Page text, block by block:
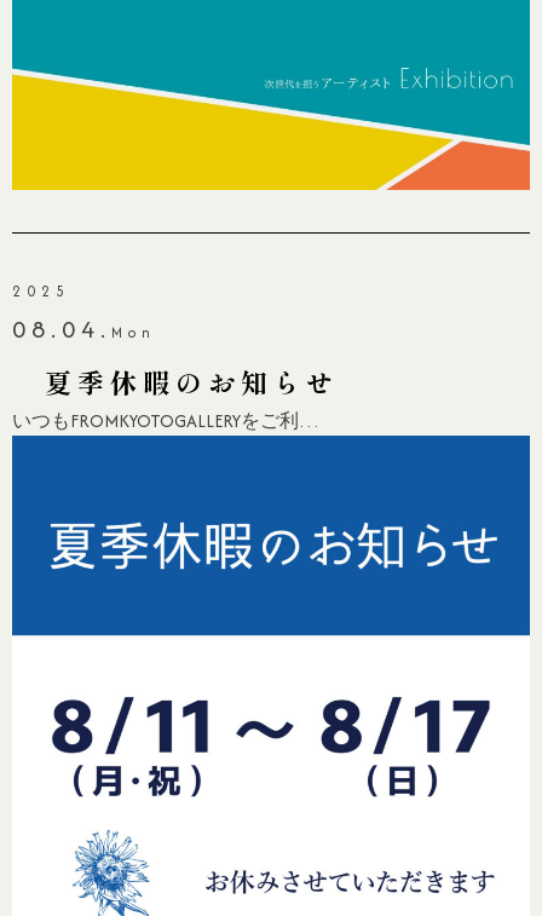
2025
08.04. Mon
夏季休暇のお知らせ
いつもFROMKYOTOGALLERYをご利…